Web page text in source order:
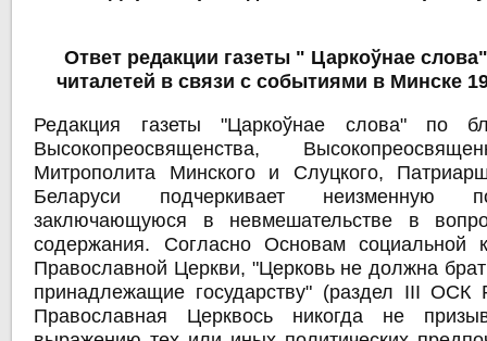
Ответ редакции газеты " Царкоўнае
читалетей в связи с событиями в Минске
Редакция газеты "Царкоўнае слова" по
Высокопреосвященства,
Митрополита Минского и Слуцкого,
Беларуси подчеркивает неизменную
заключающуюся в невмешательстве в
содержания. Согласно Основам социальной
Православной Церкви, "Церковь не должна
принадлежащие государству" (раздел ІІІ
Православная Церквось никогда не